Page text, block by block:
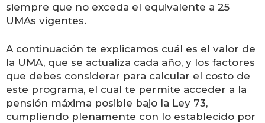
siempre que no exceda el equivalente a 25
UMAs vigentes.
A continuación te explicamos cuál es el valor de
la UMA, que se actualiza cada año, y los factores
que debes considerar para calcular el costo de
este programa, el cual te permite acceder a la
pensión máxima posible bajo la Ley 73,
cumpliendo plenamente con lo establecido por